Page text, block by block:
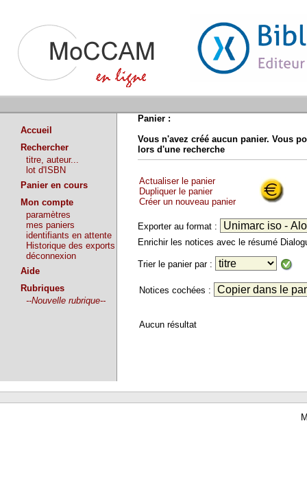
Accueil
Rechercher
titre, auteur...
lot d'ISBN
Panier en cours
Mon compte
paramètres
mes paniers
identifiants en attente
Historique des exports
déconnexion
Aide
Rubriques
--Nouvelle rubrique--
Panier :
Vous n'avez créé aucun panier. Vous
lors d'une recherche
Actualiser le panier
Dupliquer le panier
Créer un nouveau panier
Exporter au format :
Enrichir les notices avec le résumé
Trier le panier par :
Notices cochées :
Aucun résultat